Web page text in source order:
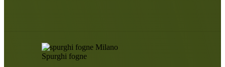
Spurghi fogne